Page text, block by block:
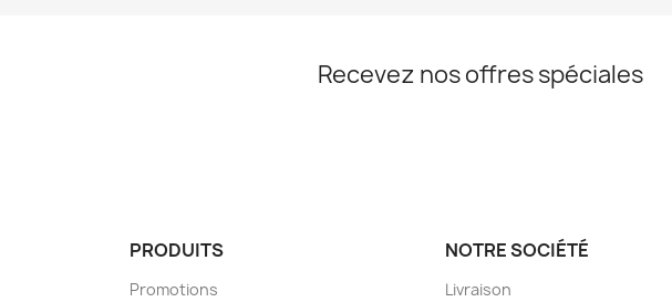
Recevez nos offres spéciales
PRODUITS
Promotions
NOTRE SOCIÉTÉ
Livraison